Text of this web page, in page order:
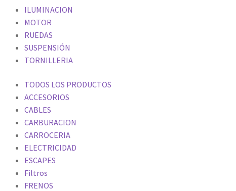
ILUMINACION
MOTOR
RUEDAS
SUSPENSIÓN
TORNILLERIA
TODOS LOS PRODUCTOS
ACCESORIOS
CABLES
CARBURACION
CARROCERIA
ELECTRICIDAD
ESCAPES
Filtros
FRENOS